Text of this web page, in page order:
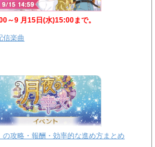
～9 月15日(水)15:00まで。
信楽曲
攻略・報酬・効率的な進め方まとめ